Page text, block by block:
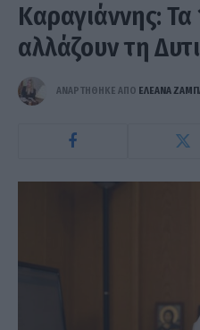
Καραγιάννης:
αλλάζουν τη
ΑΝΑΡΤΗΘΗΚΕ ΑΠΟ ΕΛΕΑΝΑ